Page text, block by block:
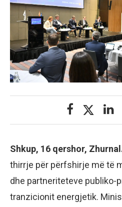
Shkup, 16 qershor,
thirrje për përfshirje më të
dhe partneriteteve publiko-
tranzicionit energjetik.